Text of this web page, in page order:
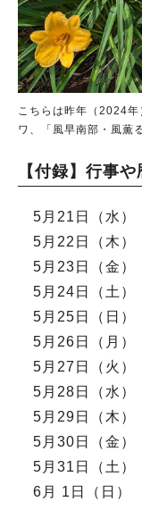
こちらは昨年（2024
ワ、「風早南部・風薫
【付録】行事や
5月21日（水
5月22日（木）
5月23日（金）
5月24日（土
5月25日（日）
5月26日（月
5月27日（火）
5月28日（水
5月29日（木
5月30日（金
5月31日（土
6月 1日（日）